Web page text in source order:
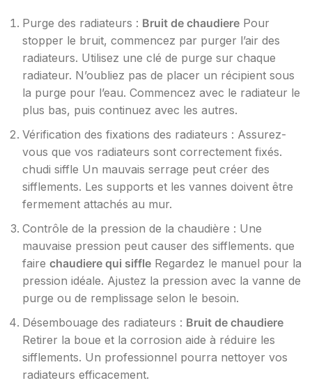
Purge des radiateurs : Bruit de chaudiere Pour
stopper le bruit, commencez par purger l’air des
radiateurs. Utilisez une clé de purge sur chaque
radiateur. N’oubliez pas de placer un récipient sous
la purge pour l’eau. Commencez avec le radiateur le
plus bas, puis continuez avec les autres.
Vérification des fixations des radiateurs : Assurez-
vous que vos radiateurs sont correctement fixés.
chudi siffle Un mauvais serrage peut créer des
sifflements. Les supports et les vannes doivent être
fermement attachés au mur.
Contrôle de la pression de la chaudière : Une
mauvaise pression peut causer des sifflements. que
faire chaudiere qui siffle Regardez le manuel pour la
pression idéale. Ajustez la pression avec la vanne de
purge ou de remplissage selon le besoin.
Désembouage des radiateurs : Bruit de chaudiere
Retirer la boue et la corrosion aide à réduire les
sifflements. Un professionnel pourra nettoyer vos
radiateurs efficacement.